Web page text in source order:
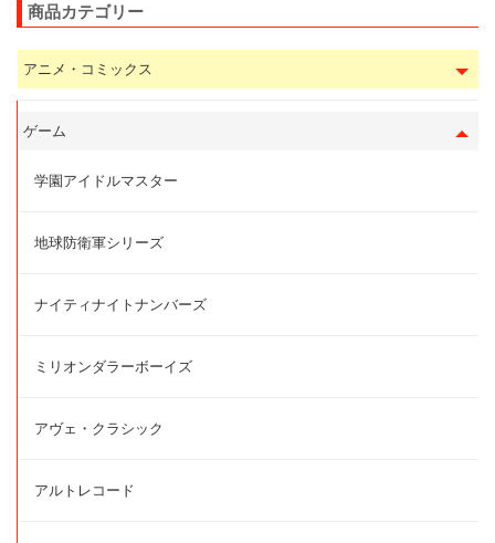
商品カテゴリー
アニメ・コミックス
ゲーム
学園アイドルマスター
地球防衛軍シリーズ
ナイティナイトナンバーズ
ミリオンダラーボーイズ
アヴェ・クラシック
アルトレコード